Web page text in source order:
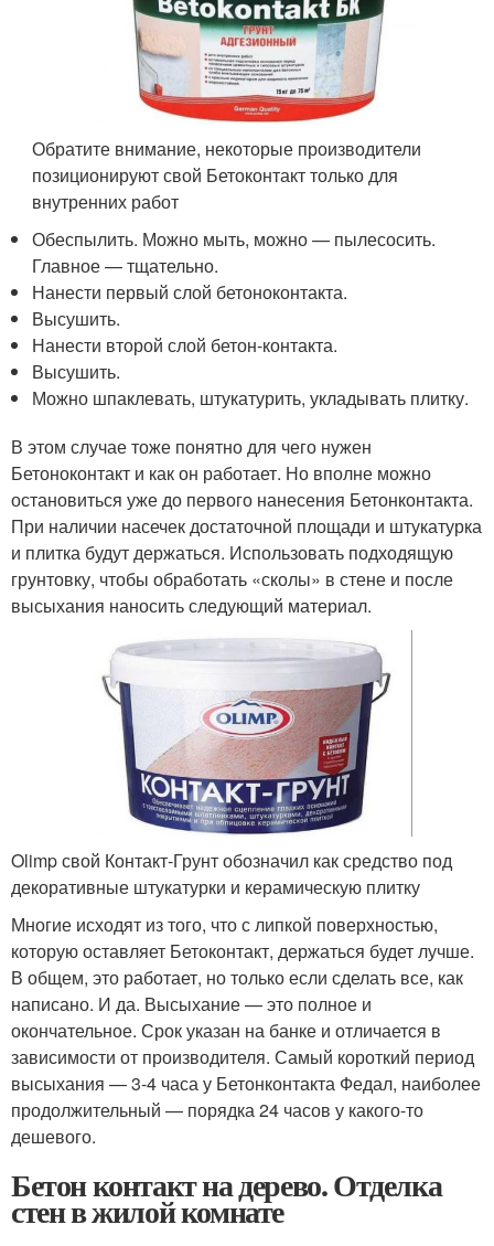
Обратите внимание, некоторые производители
позиционируют свой Бетоконтакт только для
внутренних работ
Обеспылить. Можно мыть, можно — пылесосить.
Главное — тщательно.
Нанести первый слой бетоноконтакта.
Высушить.
Нанести второй слой бетон-контакта.
Высушить.
Можно шпаклевать, штукатурить, укладывать плитку.
В этом случае тоже понятно для чего нужен
Бетоноконтакт и как он работает. Но вполне можно
остановиться уже до первого нанесения Бетонконтакта.
При наличии насечек достаточной площади и штукатурка
и плитка будут держаться. Использовать подходящую
грунтовку, чтобы обработать «сколы» в стене и после
высыхания наносить следующий материал.
Olimp свой Контакт-Грунт обозначил как средство под
декоративные штукатурки и керамическую плитку
Многие исходят из того, что с липкой поверхностью,
которую оставляет Бетоконтакт, держаться будет лучше.
В общем, это работает, но только если сделать все, как
написано. И да. Высыхание — это полное и
окончательное. Срок указан на банке и отличается в
зависимости от производителя. Самый короткий период
высыхания — 3-4 часа у Бетонконтакта Федал, наиболее
продолжительный — порядка 24 часов у какого-то
дешевого.
Бетон контакт на дерево. Отделка
стен в жилой комнате